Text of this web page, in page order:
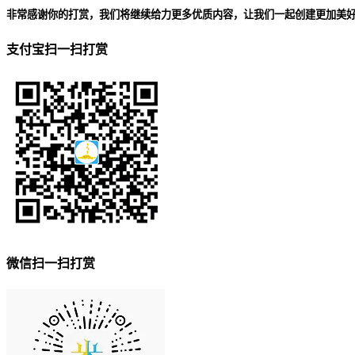
非常感谢你的打赏，我们将继续给力更多优质内容，让我们一起创建更加美好
支付宝扫一扫打赏
微信扫一扫打赏